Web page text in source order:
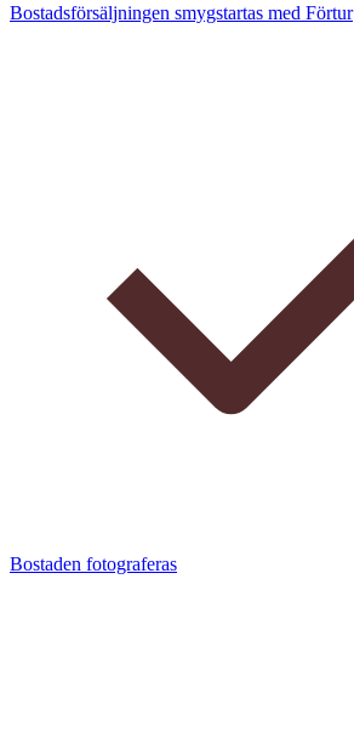
Bostadsförsäljningen smygstartas med Förtur
Bostaden fotograferas